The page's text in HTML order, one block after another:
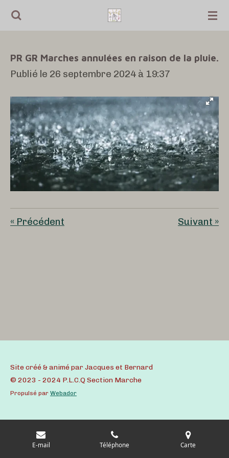
Passer
principal
PR GR Marches annulées en raison de la pluie.
Publié le 26 septembre 2024 à 19:37
« Précédent Suivant »
Site créé & animé par Jacques et Bernard
© 2023 - 2024 P.L.C.Q Section Marche
Propulsé par Webador
E-mail Téléphone Carte